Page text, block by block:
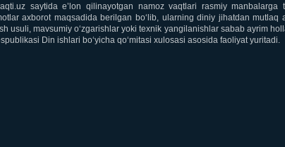
saytida e’lon qilinayotgan namoz vaqtlari rasmiy
axborot maqsadida berilgan bo‘lib, ularning diniy jihatdan mutlaq
usuli, mavsumiy o‘zgarishlar yoki texnik yangilanishlar sabab ayrim
Din ishlari bo‘yicha qo‘mitasi xulosasi asosida faoliyat yuritadi.